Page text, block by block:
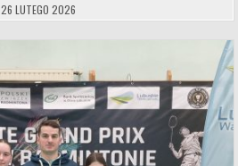
26 LUTEGO 2026